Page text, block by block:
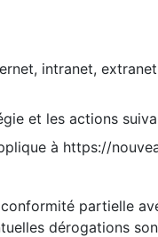
intranet,
et les actions
à https://
partielle
dérogations